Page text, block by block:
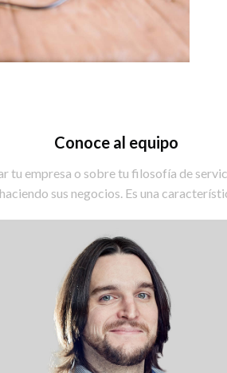
Conoce al equipo
tu empresa o sobre tu filosofía de
sus negocios. Es una